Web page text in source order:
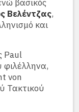
βασικός
Βελέντζας,
και
Paul
von
Τακτικού